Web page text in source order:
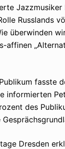
Jazzmusiker
Russlands
überwinden
affinen
fasste
informierten
des
Dresden